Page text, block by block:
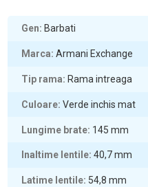
Gen Barbati
Marca Armani Exchange
Tip rama Rama intreaga
Culoare Verde inchis mat
Lungime brate 145 mm
Inaltime lentile 40,7mm
Latime lentile 54,8 mm